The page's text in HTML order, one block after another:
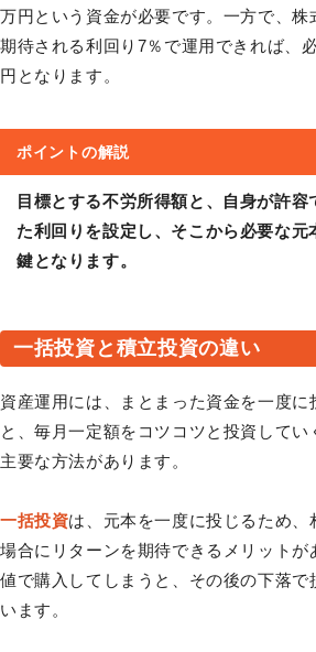
万円という資金が必要です。一方で、株
期待される利回り7％で運用できれば、
円となります。
ポイントの解説
目標とする不労所得額と、自身が許容
た利回りを設定し、そこから必要な元
鍵となります。
一括投資と積立投資の違い
資産運用には、まとまった資金を一度に
と、毎月一定額をコツコツと投資して
主要な方法があります。
一括投資は、元本を一度に投じるため、
場合にリターンを期待できるメリットが
値で購入してしまうと、その後の下落で
います。